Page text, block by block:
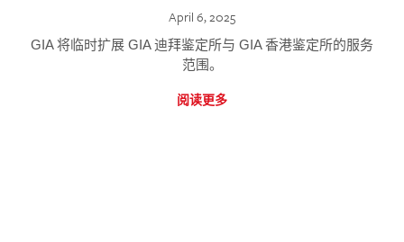
April 6, 2025
GIA 将临时扩展 GIA 迪拜鉴定所与 GIA 香港鉴定所的服务
范围。
阅读更多